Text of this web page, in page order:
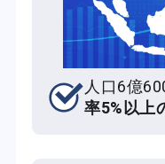
人口6億
率5%以上